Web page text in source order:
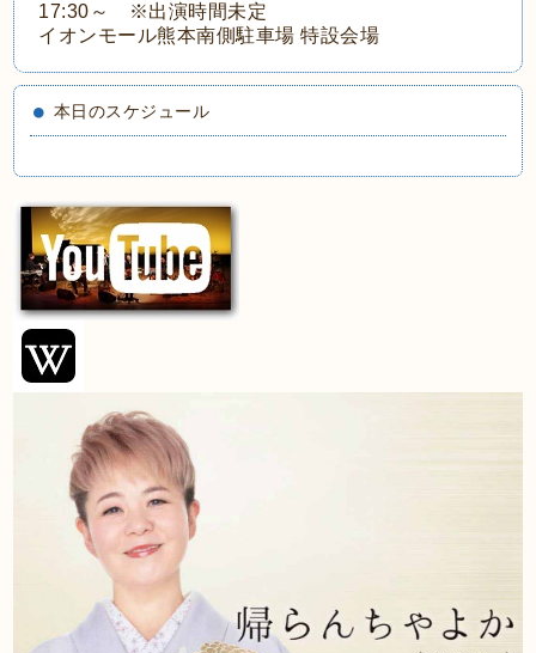
17:30～ ※出演時間未定
イオンモール熊本南側駐車場 特設会場
本日のスケジュール